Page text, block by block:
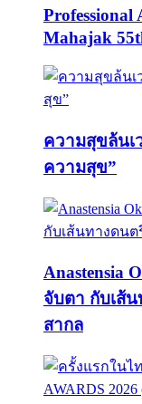
Mahajak
ความสุขล้นเ
ความสุข”
Anastensia
จับตา กับเส้
สากล